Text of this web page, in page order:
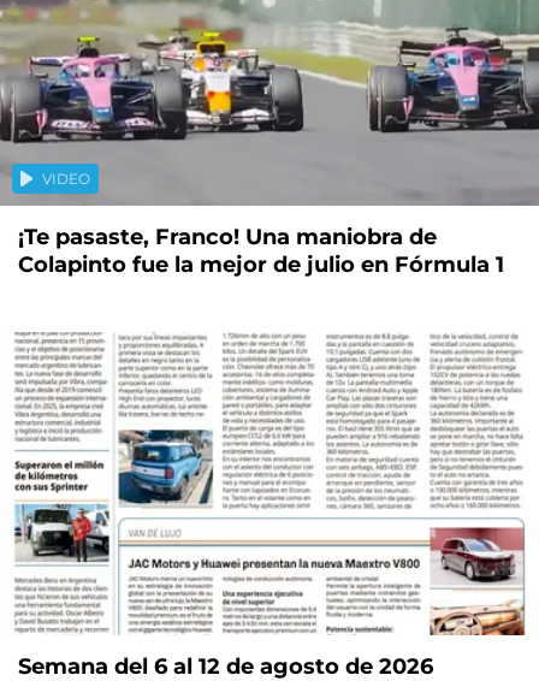
VIDEO
¡Te pasaste, Franco! Una maniobra de
Colapinto fue la mejor de julio en Fórmula 1
Semana del 6 al 12 de agosto de 2026